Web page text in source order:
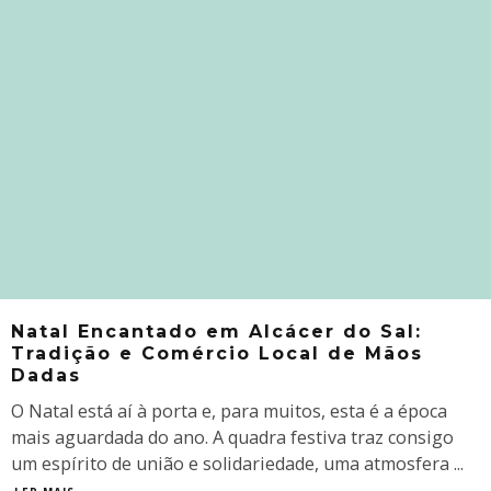
Natal Encantado em Alcácer do Sal:
Tradição e Comércio Local de Mãos
Dadas
O Natal está aí à porta e, para muitos, esta é a época
mais aguardada do ano. A quadra festiva traz consigo
um espírito de união e solidariedade, uma atmosfera ...